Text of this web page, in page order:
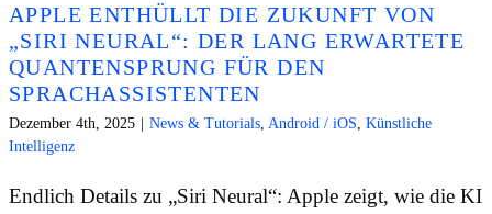
APPLE ENTHÜLLT DIE ZUKUNFT VON
„SIRI NEURAL“: DER LANG ERWARTETE
QUANTENSPRUNG FÜR DEN
SPRACHASSISTENTEN
Dezember 4th, 2025 | News & Tutorials Android / iOS Künstliche
Intelligenz
Endlich Details zu „Siri Neural“: Apple zeigt, wie die KI